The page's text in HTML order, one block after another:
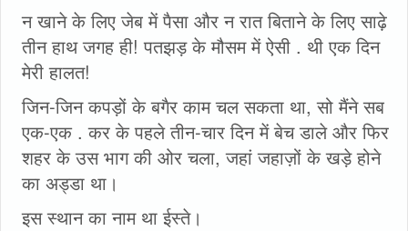
न खाने के लिए जेब में पैसा और न रात बिताने के लिए साढ़े
तीन हाथ जगह ही! पतझड़ के मौसम में ऐसी . थी एक दिन
मेरी हालत!
जिन-जिन कपड़ों के बगैर काम चल सकता था, सो मैंने सब
एक-एक . कर के पहले तीन-चार दिन में बेच डाले और फिर
शहर के उस भाग की ओर चला, जहां जहाज़ों के खड़े होने
का अड्डा था।
इस स्थान का नाम था ईस्ते।